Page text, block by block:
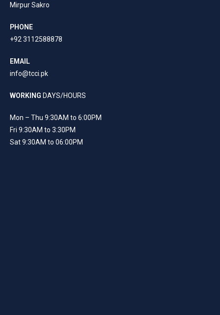
Mirpur Sakro
PHONE
+92 3112588878
EMAIL
info@tcci.pk
WORKING DAYS/HOURS
Mon – Thu 9:30AM to 6:00PM
Fri 9:30AM to 3:30PM
Sat 9:30AM to 06:00PM